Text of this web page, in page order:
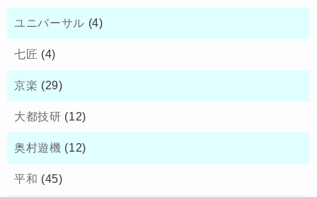
ユニバーサル (4)
七匠 (4)
京楽 (29)
大都技研 (12)
奥村遊機 (12)
平和 (45)